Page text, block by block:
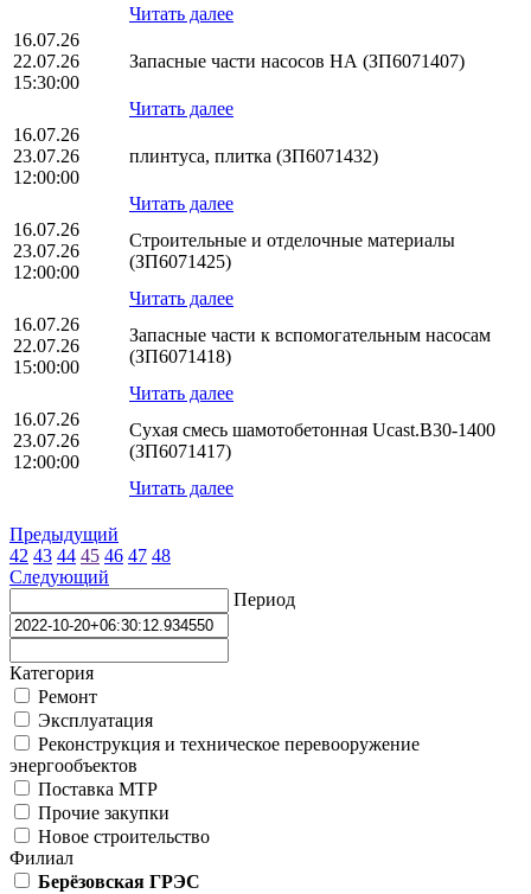
Читать далее
16.07.26
22.07.26
15:30:00
Запасные части насосов НА (ЗП6071407)
Читать далее
16.07.26
23.07.26
12:00:00
плинтуса, плитка (ЗП6071432)
Читать далее
16.07.26
23.07.26
12:00:00
Строительные и отделочные материалы
(ЗП6071425)
Читать далее
16.07.26
22.07.26
15:00:00
Запасные части к вспомогательным насосам
(ЗП6071418)
Читать далее
16.07.26
23.07.26
12:00:00
Сухая смесь шамотобетонная Ucast.B30-1400
(ЗП6071417)
Читать далее
Предыдущий
42 43 44 45 46 47 48
Следующий
Период
Категория
Ремонт
Эксплуатация
Реконструкция и техническое перевооружение
энергообъектов
Поставка МТР
Прочие закупки
Новое строительство
Филиал
Берёзовская ГРЭС